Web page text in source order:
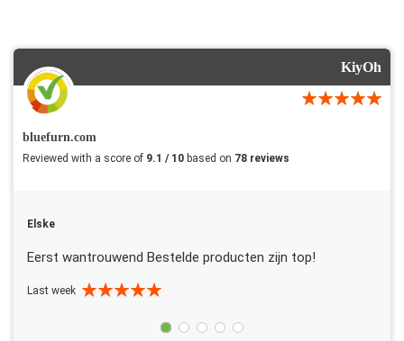
KiyOh
bluefurn.com
Reviewed with a score of 9.1 / 10 based on 78 reviews
Elske
Eerst wantrouwend Bestelde producten zijn top!
Last week